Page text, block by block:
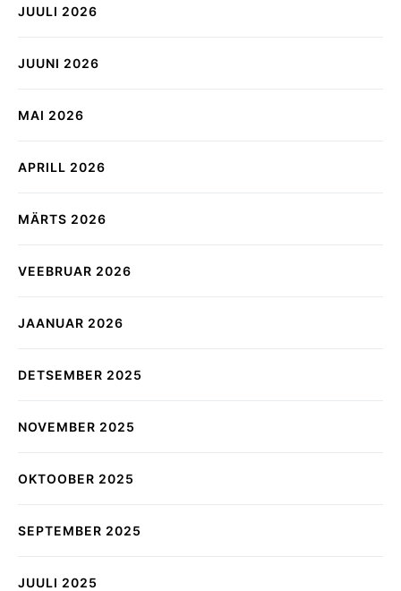
JUULI 2026
JUUNI 2026
MAI 2026
APRILL 2026
MÄRTS 2026
VEEBRUAR 2026
JAANUAR 2026
DETSEMBER 2025
NOVEMBER 2025
OKTOOBER 2025
SEPTEMBER 2025
JUULI 2025